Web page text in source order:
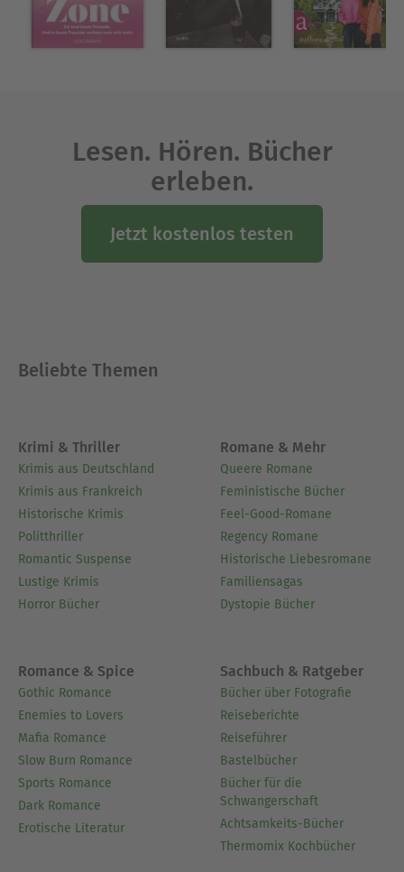
Lesen. Hören. Bücher
erleben.
Jetzt kostenlos testen
Beliebte Themen
Krimi & Thriller
Krimis aus Deutschland
Krimis aus Frankreich
Historische Krimis
Politthriller
Romantic Suspense
Lustige Krimis
Horror Bücher
Romane & Mehr
Queere Romane
Feministische Bücher
Feel-Good-Romane
Regency Romane
Historische Liebesromane
Familiensagas
Dystopie Bücher
Romance & Spice
Gothic Romance
Enemies to Lovers
Mafia Romance
Slow Burn Romance
Sports Romance
Dark Romance
Erotische Literatur
Sachbuch & Ratgeber
Bücher über Fotografie
Reiseberichte
Reiseführer
Bastelbücher
Bücher für die
Schwangerschaft
Achtsamkeits-Bücher
Thermomix Kochbücher